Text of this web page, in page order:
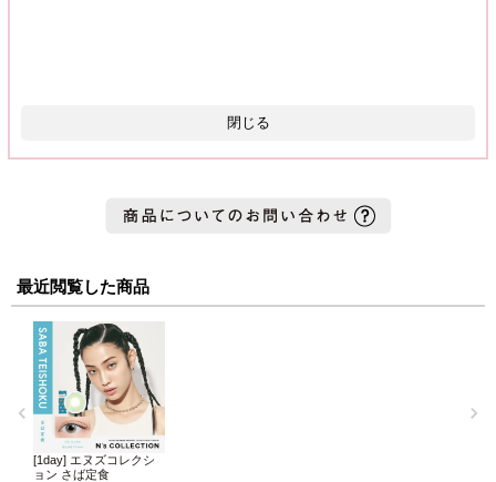
閉じる
最近閲覧した商品
[1day] エヌズコレクシ
ョン さば定食